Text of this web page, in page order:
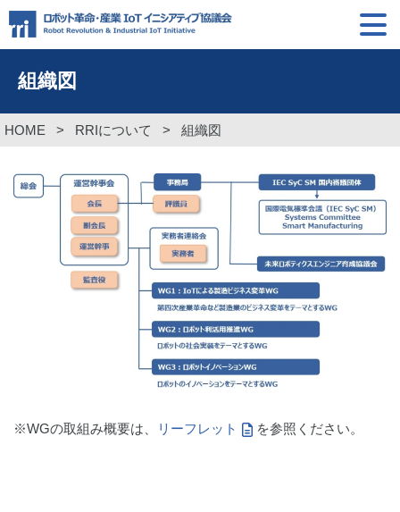
組織図
HOME > RRIについて > 組織図
※WGの取組み概要は、 リーフレット を参照ください。